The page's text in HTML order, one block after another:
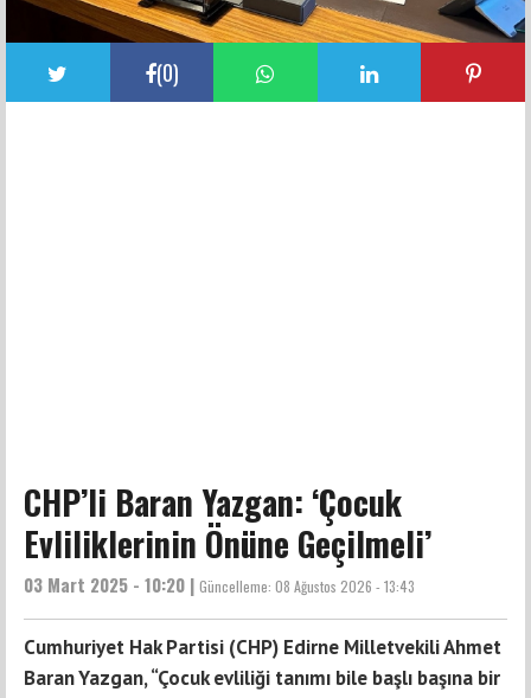
(0)
CHP’li Baran Yazgan: ‘Çocuk
Evliliklerinin Önüne Geçilmeli’
03 Mart 2025 - 10:20 | Güncelleme: 08 Ağustos 2026 - 13:43
Cumhuriyet Hak Partisi (CHP) Edirne Milletvekili Ahmet
Baran Yazgan, “Çocuk evliliği tanımı bile başlı başına bir